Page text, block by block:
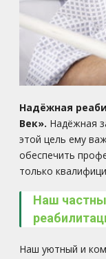
Надёжная
Век». Надёжная
этой цель ему
обеспечить
только
Наш
Наш уютный и